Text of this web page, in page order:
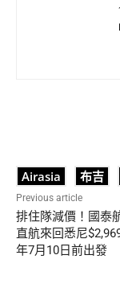
Airasia 布吉
Previous article
排住隊減價！國泰
直航來回悉尼
年7月10日前出發